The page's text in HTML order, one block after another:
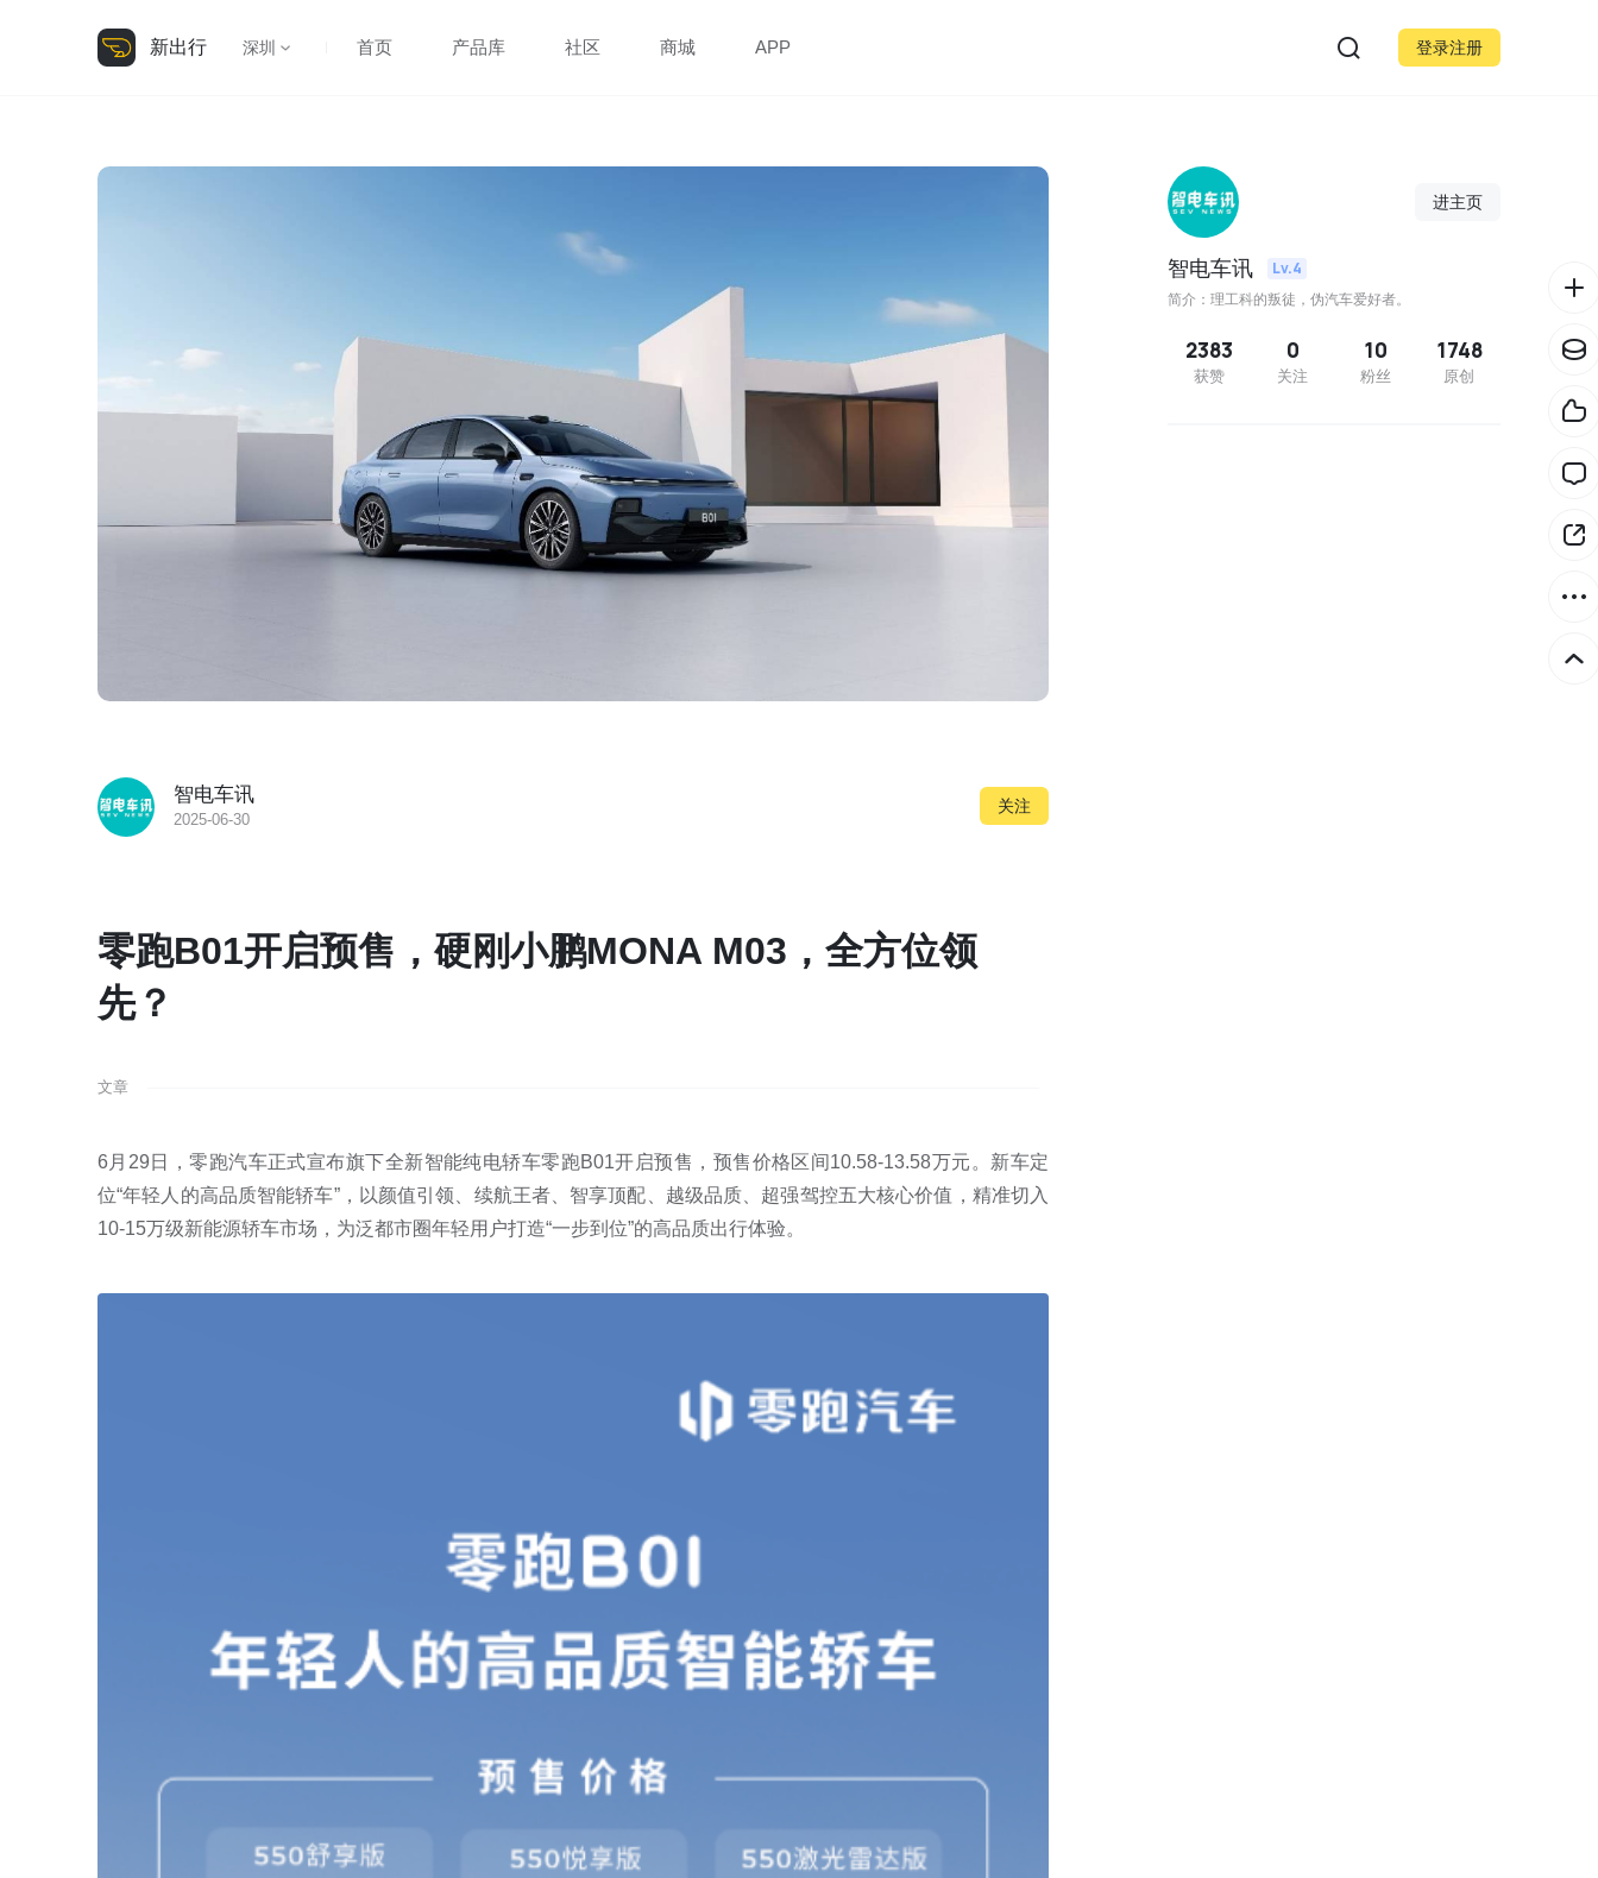
新出行 深圳 首页 产品库 社区 商城 APP 登录注册
智电车讯
2025-06-30
关注
零跑B01开启预售，硬刚小鹏MONA M03，全方位领
先？
文章
6月29日，零跑汽车正式宣布旗下全新智能纯电轿车零跑B01开启预售，预售价格区间10.58-13.58万元。新车定
位“年轻人的高品质智能轿车”，以颜值引领、续航王者、智享顶配、越级品质、超强驾控五大核心价值，精准切入
10-15万级新能源轿车市场，为泛都市圈年轻用户打造“一步到位”的高品质出行体验。
进主页
智电车讯 Lv.4
简介：理工科的叛徒，伪汽车爱好者。
2383
获赞
0
关注
10
粉丝
1748
原创